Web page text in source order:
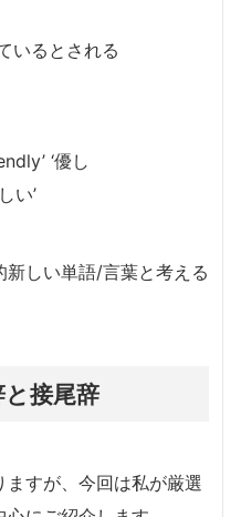
いるとされる
‘優し
い’
新しい単語/言葉と考える
接尾辞
ますが、今回は私が厳選